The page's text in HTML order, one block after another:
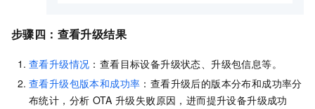
步骤四：查看升级结果
查看升级情况 ：查看目标设备升级状态、升级包信息等。
查看升级包版本和成功率 ：查看升级后的版本分布和成功率分
布统计，分析 OTA 升级失败原因，进而提升设备升级成功